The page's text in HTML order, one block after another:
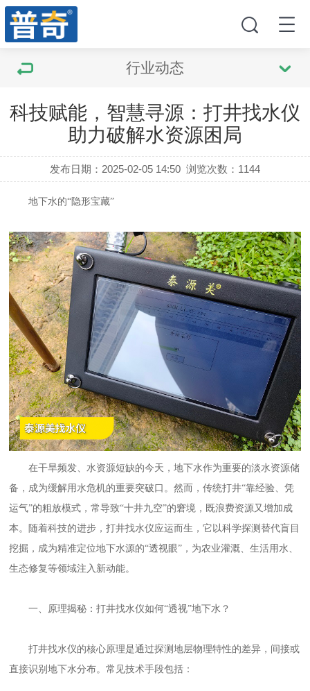
行业动态
科技赋能，智慧寻源：打井找水仪
助力破解水资源困局
发布日期：2025-02-05 14:50 浏览次数： 1144
地下水的“隐形宝藏”
在干旱频发、水资源短缺的今天，地下水作为重要的淡水资源储
备，成为缓解用水危机的重要突破口。然而，传统打井“靠经验、凭
运气”的粗放模式，常导致“十井九空”的窘境，既浪费资源又增加成
本。随着科技的进步，打井找水仪应运而生，它以科学探测替代盲目
挖掘，成为精准定位地下水源的“透视眼”，为农业灌溉、生活用水、
生态修复等领域注入新动能。
一、原理揭秘：打井找水仪如何“透视”地下水？
打井找水仪的核心原理是通过探测地层物理特性的差异，间接或
直接识别地下水分布。常见技术手段包括：